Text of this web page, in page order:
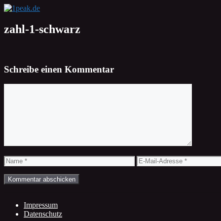
Zum
springen
zahl-1-schwarz
Schreibe einen Kommentar
Name
E-
Mail-
Impressum
Datenschutz